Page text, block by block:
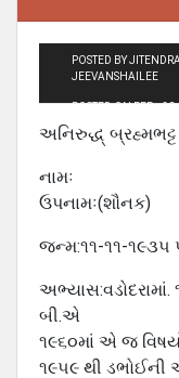
POSTED BY
JEEVANSHAILEE
POSTED ON FEB - 20
અનિરુદ્ધ્ બ્રહ્મભટ્ટ
નામઃ
ઉપનામઃ(શૌનક)
જન્મ:૧૧-૧૧-૧૯૩૫
બી.એ
૧૯૬૦માં એ જ
૧૯૫૯ થી ડભોઈની